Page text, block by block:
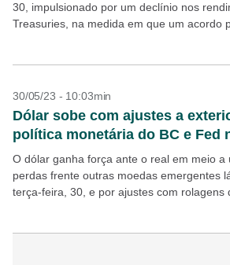
30, impulsionado por um declínio nos
Treasuries, na medida em que um acordo
30/05/23 - 10:03min
Dólar sobe com ajustes a
política monetária do BC e Fed
O dólar ganha força ante o real em meio a
perdas frente outras moedas emergentes
terça-feira, 30, e por ajustes com rolagens